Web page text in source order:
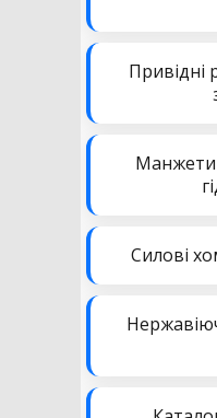
Привідні
Манжети
Силові